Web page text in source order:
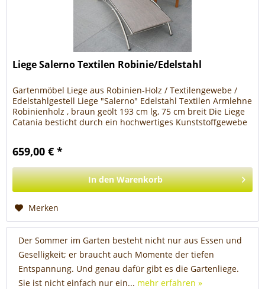
Liege Salerno Textilen Robinie/Edelstahl
Gartenmöbel Liege aus Robinien-Holz / Textilengewebe /
Edelstahlgestell Liege "Salerno" Edelstahl Textilen Armlehne
Robinienholz , braun geölt 193 cm lg, 75 cm breit Die Liege
Catania besticht durch ein hochwertiges Kunststoffgewebe
659,00 € *
In den Warenkorb
Merken
Der Sommer im Garten besteht nicht nur aus Essen und
Geselligkeit; er braucht auch Momente der tiefen
Entspannung. Und genau dafür gibt es die Gartenliege.
Sie ist nicht einfach nur ein... mehr erfahren »